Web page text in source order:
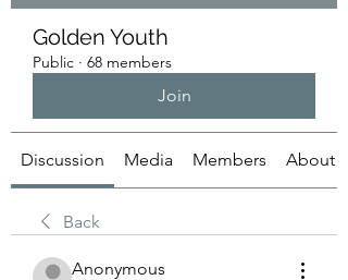
Golden Youth
Public · 68 members
Join
Discussion Media Members About
Back
Anonymous